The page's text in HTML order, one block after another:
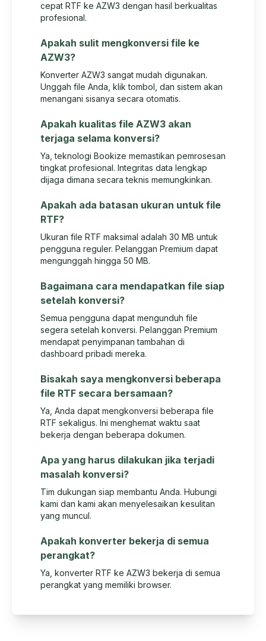
cepat RTF ke AZW3 dengan hasil berkualitas
profesional.
Apakah sulit mengkonversi file ke
AZW3?
Konverter AZW3 sangat mudah digunakan.
Unggah file Anda, klik tombol, dan sistem akan
menangani sisanya secara otomatis.
Apakah kualitas file AZW3 akan
terjaga selama konversi?
Ya, teknologi Bookize memastikan pemrosesan
tingkat profesional. Integritas data lengkap
dijaga dimana secara teknis memungkinkan.
Apakah ada batasan ukuran untuk file
RTF?
Ukuran file RTF maksimal adalah 30 MB untuk
pengguna reguler. Pelanggan Premium dapat
mengunggah hingga 50 MB.
Bagaimana cara mendapatkan file siap
setelah konversi?
Semua pengguna dapat mengunduh file
segera setelah konversi. Pelanggan Premium
mendapat penyimpanan tambahan di
dashboard pribadi mereka.
Bisakah saya mengkonversi beberapa
file RTF secara bersamaan?
Ya, Anda dapat mengkonversi beberapa file
RTF sekaligus. Ini menghemat waktu saat
bekerja dengan beberapa dokumen.
Apa yang harus dilakukan jika terjadi
masalah konversi?
Tim dukungan siap membantu Anda. Hubungi
kami dan kami akan menyelesaikan kesulitan
yang muncul.
Apakah konverter bekerja di semua
perangkat?
Ya, konverter RTF ke AZW3 bekerja di semua
perangkat yang memiliki browser.